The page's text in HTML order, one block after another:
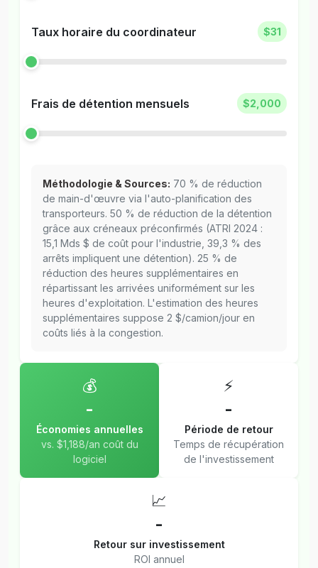
Taux horaire du coordinateur $31
Frais de détention mensuels $2,000
Méthodologie & Sources: 70 % de réduction
de main-d'œuvre via l'auto-planification des
transporteurs. 50 % de réduction de la détention
grâce aux créneaux préconfirmés (ATRI 2024 :
15,1 Mds $ de coût pour l'industrie, 39,3 % des
arrêts impliquent une détention). 25 % de
réduction des heures supplémentaires en
répartissant les arrivées uniformément sur les
heures d'exploitation. L'estimation des heures
supplémentaires suppose 2 $/camion/jour en
coûts liés à la congestion.
💰
-
Économies annuelles
vs. $1,188/an coût du
logiciel
⚡
-
Période de retour
Temps de récupération
de l'investissement
📈
-
Retour sur investissement
ROI annuel